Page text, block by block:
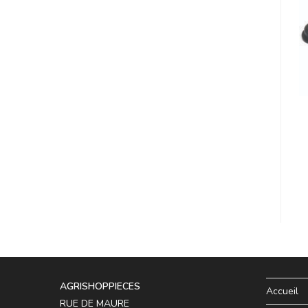
AGRISHOPPIECES
RUE DE MAURE
Accueil